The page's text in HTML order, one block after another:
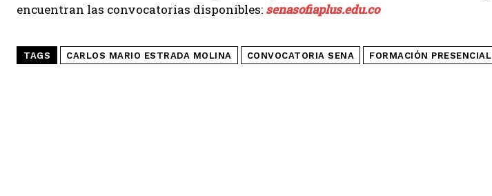
encuentran las convocatorias disponibles: senasofiaplus.edu.co
TAGS CARLOS MARIO ESTRADA MOLINA CONVOCATORIA SENA FORMACIÓN PRESENCIAL